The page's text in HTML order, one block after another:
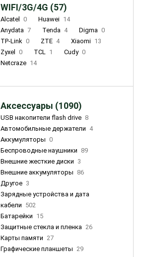
WIFI/3G/4G (57)
Alcatel 0 Huawei 14
Anydata 7 Tenda 4 Digma 0
TP-Link 0 ZTE 4 Xiaomi 13
Zyxel
0 TCL 1 Cudy 0
Netcraze 14
Аксессуары (1090)
USB накопители flash drive 8
Автомобильные держатели 4
Аккумуляторы 0
Беспроводные наушники 89
Внешние жесткие диски 3
Внешние аккумуляторы 86
Другое 3
Зарядные устройства и дата
кабели 502
Батарейки 15
Защитные стекла и пленка 26
Карты памяти 27
Графические планшеты 29